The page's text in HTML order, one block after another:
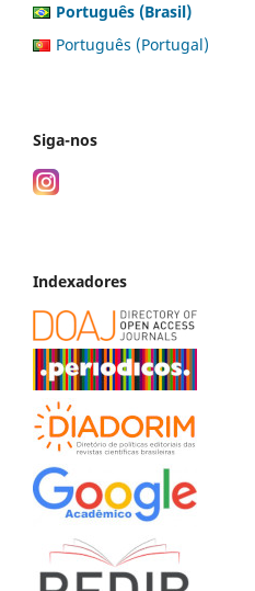
Português (Brasil)
Português (Portugal)
Siga-nos
Indexadores